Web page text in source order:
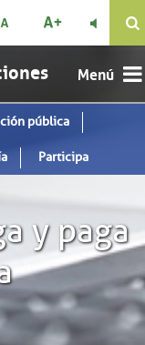

pública
Participa
y paga